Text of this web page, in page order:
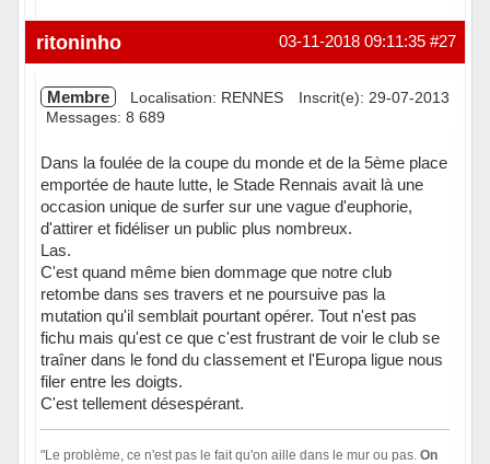
#27
03-11-2018 09:11:35
ritoninho
Membre Localisation: RENNES
Inscrit(e): 29-07-2013
Messages: 8 689
Dans la foulée de la coupe du monde et de la 5ème place
emportée de haute lutte, le Stade Rennais avait là une
occasion unique de surfer sur une vague d'euphorie,
d'attirer et fidéliser un public plus nombreux.
Las.
C'est quand même bien dommage que notre club
retombe dans ses travers et ne poursuive pas la
mutation qu'il semblait pourtant opérer. Tout n'est pas
fichu mais qu'est ce que c'est frustrant de voir le club se
traîner dans le fond du classement et l'Europa ligue nous
filer entre les doigts.
C'est tellement désespérant.
"Le problème, ce n'est pas le fait qu'on aille dans le mur ou pas. On